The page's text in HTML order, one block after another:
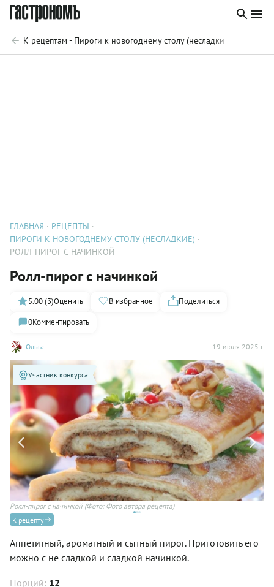
К рецептам - Пироги к новогоднему столу (несладкие)
ГЛАВНАЯ
РЕЦЕПТЫ
ПИРОГИ К НОВОГОДНЕМУ СТОЛУ (НЕСЛАДКИЕ)
РОЛЛ-ПИРОГ С НАЧИНКОЙ
Ролл-пирог с начинкой
Ольга 19 июля 2025 г.
5.00 (3)Оценить В избранное
Поделиться
0Комментировать
Участник конкурса
Ролл-пирог с начинкой (Фото: Фото автора рецепта)
К рецепту
Аппетитный, ароматный и сытный пирог. Приготовить его
можно с не сладкой и сладкой начинкой.
Порций: 12